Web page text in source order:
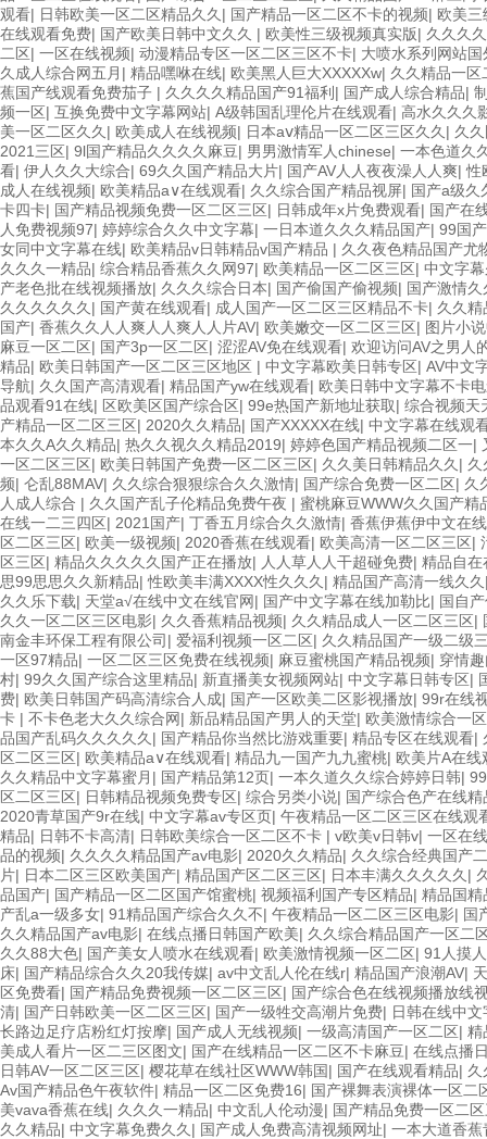
观看| 日韩欧美一区二区精品久久 | 国产精品一区二区不卡的视频| 欧美三
在线观看免费| 国产欧美日韩中文久久 | 欧美性三级视频真实版| 久久久
二区| 一区在线视频| 动漫精品专区一区二区三区不卡| 大喷水系列网站国
久成人综合网五月 | 精品嘿咻在线| 欧美黑人巨大XXXXXw| 久久精品一区
蕉国产线观看免费茄子 | 久久久久精品国产91福利 | 国产成人综合精品|
频一区| 互换免费中文字幕网站| A级韩国乱理伦片在线观看| 高水久久久
美一区二区久久 | 欧美成人在线视频| 日本aⅴ精品一区二区三区久久 | 久
2021三区| 9l国产精品久久久久麻豆| 男男激情军人chinese| 一本色道久
看| 伊人久久大综合| 69久久国产精品大片| 国产AV人人夜夜澡人人爽|性
成人在线视频| 欧美精品a∨在线观看| 久久综合国产精品视屏| 国产a级久
卡四卡| 国产精品视频免费一区二区三区| 日韩成年x片免费观看| 国产在
人免费视频97| 婷婷综合久久中文字幕| 一日本道久久久精品国产| 99国
女同中文字幕在线| 欧美精品v日韩精品v国产精品 | 久久夜色精品国产尤
久久久一精品| 综合精品香蕉久久网97| 欧美精品一区二区三区| 中文字
产老色批在线视频播放| 久久久综合日本| 国产偷国产偷视频| 国产激情
久久久久久久 | 国产黄在线观看| 成人国产一区二区三区精品不卡| 久久
国产| 香蕉久久人人爽人人爽人人片AV| 欧美嫩交一区二区三区| 图片小
麻豆一区二区| 国产3p一区二区| 涩涩AV免在线观看| 欢迎访问AV之男人
精品| 欧美日韩国产一区二区三区地区 | 中文字幕欧美日韩专区| AV中文
导航| 久久国产高清观看| 精品国产yw在线观看| 欧美日韩中文字幕不卡
品观看91在线| 区欧美区国产综合区| 99e热国产新地址获取| 综合视频天
产精品一区二区三区| 2020久久精品| 国产XXXXX在线| 中文字幕在线观
本久久A久久精品| 热久久视久久精品2019| 婷婷色国产精品视频二区一|
一区二区三区| 欧美日韩国产免费一区二区三区| 久久美日韩精品久久 | 久
频| 仑乱88MAV| 久久综合狠狠综合久久激情| 国产综合免费一区二区| 久
人成人综合 | 久久国产乱子伦精品免费午夜 | 蜜桃麻豆WWW久久国产精
在线一二三四区| 2021国产| 丁香五月综合久久激情| 香蕉伊蕉伊中文在
区二区三区| 欧美一级视频| 2020香蕉在线观看| 欧美高清一区二区三区|
区三区| 精品久久久久久国产正在播放| 人人草人人干超碰免费| 精品自在
思99思思久久新精品|性欧美丰满XXXX性久久久 | 精品国产高清一线久久
久久乐下载| 天堂а√在线中文在线官网| 国产中文字幕在线加勒比| 国自
久久一区二区三区电影| 久久香蕉精品视频| 久久精品成人一区二区三区|
南金丰环保工程有限公司 | 爱福利视频一区二区| 久久精品国产一级二级
一区97精品| 一区二区三区免费在线视频| 麻豆蜜桃国产精品视频| 穿情
村| 99久久国产综合这里精品| 新直播美女视频网站| 中文字幕日韩专区|
费| 欧美日韩国产码高清综合人成| 国产一区欧美二区影视播放| 99r在线
卡 | 不卡色老大久久综合网| 新品精品国产男人的天堂| 欧美激情综合一
品国产乱码久久久久久 | 国产精品你当然比游戏重要| 精品专区在线观看|
区二区三区| 欧美精品a∨在线观看| 精品九一国产九九蜜桃| 欧美片A在线
久久精品中文字幕蜜月 | 国产精品第12页| 一本久道久久综合婷婷日韩|
区二区三区| 日韩精品视频免费专区| 综合另类小说| 国产综合色产在线精
2020青草国产9r在线| 中文字幕av专区页| 午夜精品一区二区三区在线观
精品| 日韩不卡高清| 日韩欧美综合一区二区不卡 | v欧美v日韩v| 一区在
品的视频| 久久久久精品国产av电影| 2020久久精品| 久久综合经典国产
片| 日本二区三区欧美国产| 精品国产区二区三区| 日本丰满久久久久久 |
品国产| 国产精品一区二区国产馆蜜桃| 视频福利国产专区精品| 精品国精
产乱a一级多女| 91精品国产综合久久不| 午夜精品一区二区三区电影| 国
久久精品国产av电影| 在线点播日韩国产欧美| 久久综合精品国产一区二
久久88大色| 国产美女人喷水在线观看| 欧美激情视频一区二区| 91人摸
床| 国产精品综合久久20我传媒| av中文乱人伦在线r| 精品国产浪潮AV|
区免费看| 国产精品免费视频一区二区三区| 国产综合色在线视频播放线
清| 国产日韩欧美一区二区三区| 国产一级牲交高潮片免费| 日韩在线中
长路边足疗店粉红灯按摩| 国产成人无线视频| 一级高清国产一区二区| 精
美成人看片一区二三区图文| 国产在线精品一区二区不卡麻豆| 在线点播
日韩AV一区二区三区| 樱花草在线社区WWW韩国| 国产在线观看精品| 久
Av国产精品色午夜软件| 精品一区二区免费16| 国产裸舞表演裸体一区二
美vava香蕉在线| 久久久一精品| 中文乱人伦动漫| 国产精品免费一区二
久久精品| 中文字幕免费久久 | 国产成人免费高清视频网址| 一本大道香蕉